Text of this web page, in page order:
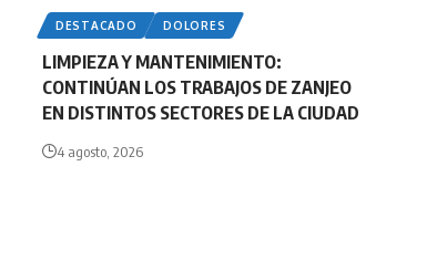
DESTACADO DOLORES
LIMPIEZA Y MANTENIMIENTO:
CONTINÚAN LOS TRABAJOS DE ZANJEO
EN DISTINTOS SECTORES DE LA CIUDAD
4 agosto, 2026